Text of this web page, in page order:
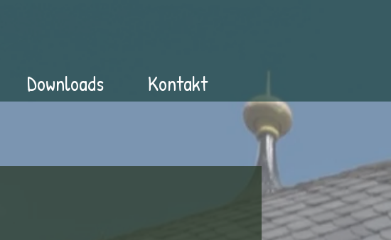
Downloads Kontakt